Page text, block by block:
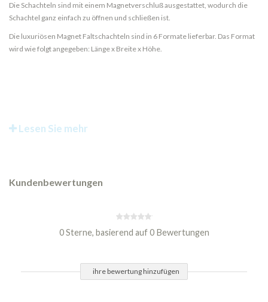
Die Schachteln sind mit einem Magnetverschluß ausgestattet, wodurch die
Schachtel ganz einfach zu öffnen und schließen ist.
Die luxuriösen Magnet Faltschachteln sind in 6 Formate lieferbar. Das Format
wird wie folgt angegeben: Länge x Breite x Höhe.
Lesen Sie mehr
Kundenbewertungen
0 Sterne, basierend auf 0 Bewertungen
ihre bewertung hinzufügen